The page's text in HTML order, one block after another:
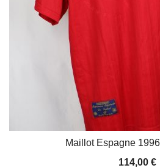
Maillot Espagne
114,00 €